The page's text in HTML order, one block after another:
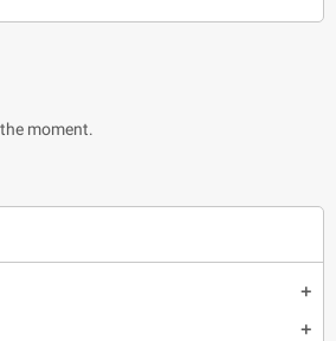
add
add
moment.